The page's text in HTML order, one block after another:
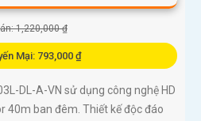
1,220,000 ₫
Mại: 793,000 ₫
DL-A-VN sử dụng công nghệ HD
40m ban đêm. Thiết kế độc đáo